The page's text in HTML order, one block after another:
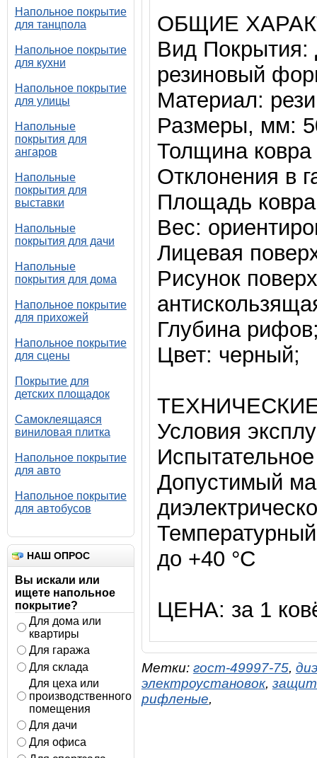
Напольное покрытие
для танцпола
Напольное покрытие
для кухни
Напольное покрытие
для улицы
Напольные
покрытия для
ангаров
Напольные
покрытия для
выставки
Напольные
покрытия для дачи
Напольные
покрытия для дома
Напольное покрытие
для прихожей
Напольное покрытие
для сцены
Покрытие для
детских площадок
Самоклеящаяся
виниловая плитка
Напольное покрытие
для авто
Напольное покрытие
для автобусов
НАШ ОПРОС
Вы искали или
ищете напольное
покрытие?
Для дома или
квартиры
Для гаража
Для склада
Для цеха или
производственного
помещения
Для дачи
Для офиса
ОБЩИЕ
Вид Покрытия:
резиновый
Материал:
Размеры, мм:
Толщина
Отклонения в
Площадь
Вес:
Лицевая
Рисунок
Глубина
Цвет: черный;
Условия
Допустимый
до +40 °С
ЦЕНА: за 1
Метки: гост-49997-75,
электроустановок,
рифленые,